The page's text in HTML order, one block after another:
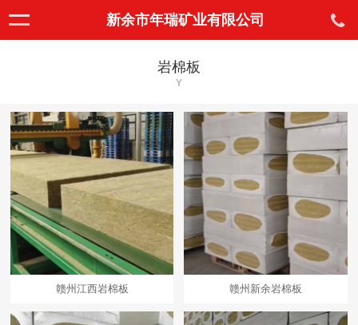
新余市年瑞矿业有限公司
岩棉板
Y
赣州江西岩棉板 赣州新余岩棉板